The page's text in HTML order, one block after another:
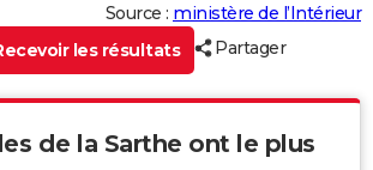
Source : ministère de l’Intérieur
les résultats
Partager
de la Sarthe ont le plus